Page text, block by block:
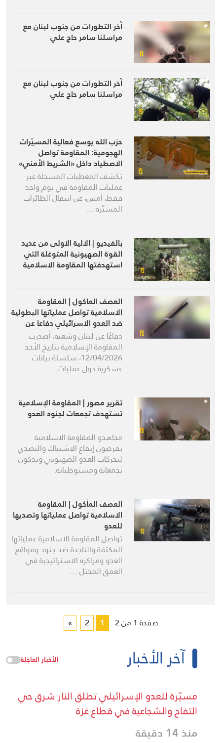
آخر التطورات من جنوب لبنان مع
مراسلنا سامر حاج علي
آخر التطورات من جنوب لبنان مع
مراسلنا سامر حاج علي
حزب الله يوسع فعالية المسيّرات
الهجومية: المقاومة تواصل
الاصطياد داخل «الشريط الأمني»
تكشف المعطيات المسجلة عبر
عمليات المقاومة في يوم واحد
فقط، أمس، عن انتقال الطائرات
المسيّرة …
بالفيديو | الالية الاولى من عديد
القوة الصهيونية المتوغلة التي
استهدفتها المقاومة الاسلامية
العصف الماكول | المقاومة
الاسلامية تواصل عملياتها البطولية
ضد العدو الاسرائيلي دفاعا عن
لبنان وشعبه
دفاعًا عن لبنان وشعبه، أصدرت
المقاومة الإسلامية بتاريخ الأحد
12/04/2026، سلسلة بيانات
عسكرية حول عمليات …
تقرير مصور | المقاومة الإسلامية
تستهدف تجمعات لجنود العدو
مجاهدو المقاومة الاسلامية
يفرضون إيقاع الاشتباك والتصدي
لتحركات العدو الصهيوني ويدكون
تجمعاته ومستوطناته.
العصف المأكول | المقاومة
الاسلامية تواصل عملياتها وتصديها
للعدو
تواصل المقاومة الاسلامية عملياتها
المكثفة والناجحة ضد جنود ومواقع
العدو ومراكزه الاستراتيجية في
العمق المحتل …
صفحة 1 من 2 1
2
»
آخر الأخبار الأخبار العاجلة
مسيّرة للعدو الإسرائيلي تطلق النار شرق حي
التفاح والشجاعية في قطاع غزة
منذ 14 دقيقة